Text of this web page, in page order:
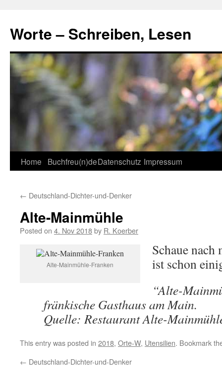
content
Worte – Schreiben, Lesen
Home Buchfreu(n)deDatenschutz Impressum
← Deutschland-Dichter-und-Denker
Alte-Mainmühle
Posted on 4. Nov 2018by R. Koerber
Alte-Mainmühle-Franken
Schaue
ist schon
“Alte-
fränkische Gasthaus am Main.
Quelle: Restaurant Alte-
This entry was posted in 2018, Orte-W, Utensilien. Bookmark
← Deutschland-Dichter-und-Denker